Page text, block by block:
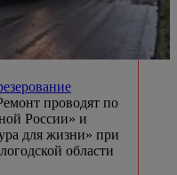
проводят по
России» и
для жизни» при
области